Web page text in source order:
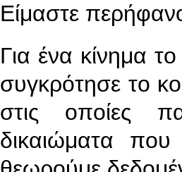
Είμαστε
Για ένα κίνημα
συγκρότησε το
στις οποίες
δικαιώματα